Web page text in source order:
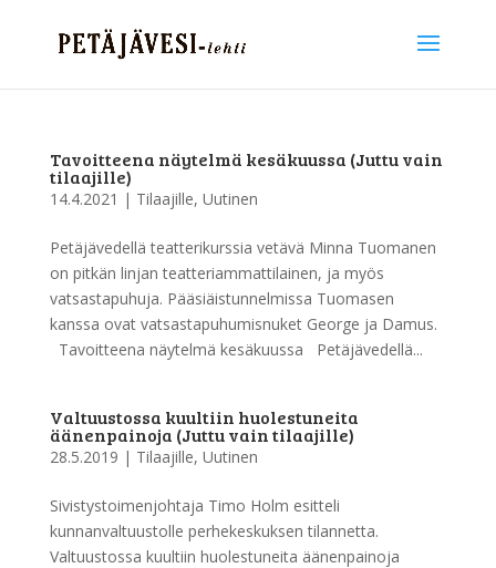
Tavoitteena näytelmä kesäkuussa (Juttu vain
tilaajille)
14.4.2021 | Tilaajille, Uutinen
Petäjävedellä teatterikurssia vetävä Minna Tuomanen
on pitkän linjan teatteriammattilainen, ja myös
vatsastapuhuja. Pääsiäistunnelmissa Tuomasen
kanssa ovat vatsastapuhumisnuket George ja Damus.
Tavoitteena näytelmä kesäkuussa Petäjävedellä...
Valtuustossa kuultiin huolestuneita
äänenpainoja (Juttu vain tilaajille)
28.5.2019 | Tilaajille, Uutinen
Sivistystoimenjohtaja Timo Holm esitteli
kunnanvaltuustolle perhekeskuksen tilannetta.
Valtuustossa kuultiin huolestuneita äänenpainoja